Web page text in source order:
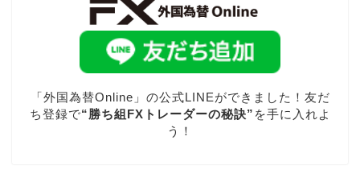
「外国為替Online」の公式LINEができました！友だ
ち登録で“勝ち組FXトレーダーの秘訣” を手に入れよ
う！